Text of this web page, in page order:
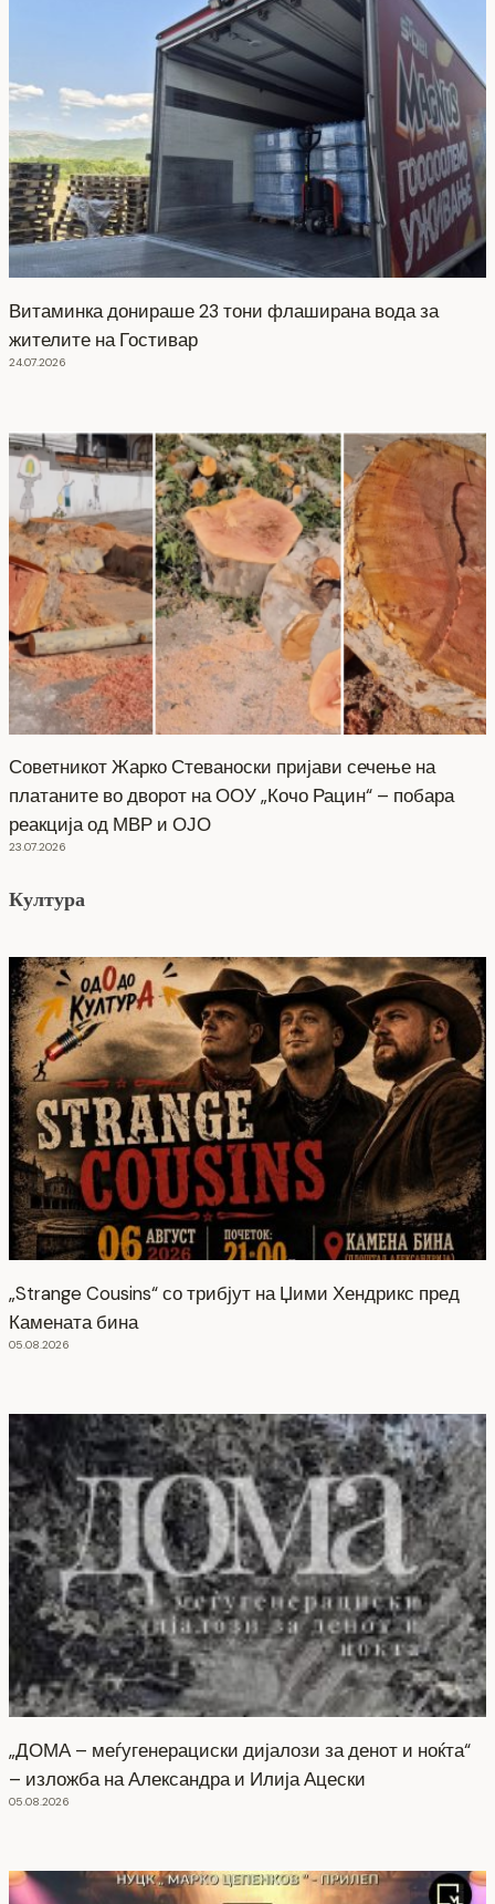
Витаминка донираше 23 тони флаширана вода за
жителите на Гостивар
24.07.2026
Советникот Жарко Стеваноски пријави сечење на
платаните во дворот на ООУ „Кочо Рацин“ – побара
реакција од МВР и ОЈО
23.07.2026
Култура
„Strange Cousins“ со трибјут на Џими Хендрикс пред
Камената бина
05.08.2026
„ДОМА – меѓугенерациски дијалози за денот и ноќта“
– изложба на Александра и Илија Ацески
05.08.2026